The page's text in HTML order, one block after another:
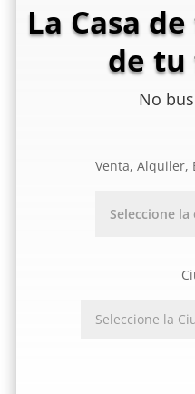
La Casa
de
No
Venta, Alquiler,